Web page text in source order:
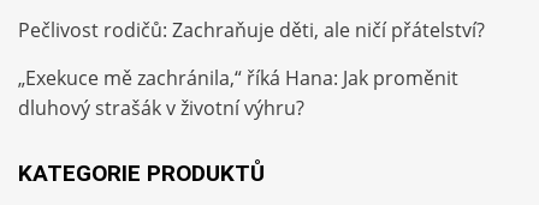
Pečlivost rodičů: Zachraňuje děti, ale ničí přátelství?
„Exekuce mě zachránila,“ říká Hana: Jak proměnit
dluhový strašák v životní výhru?
KATEGORIE PRODUKTŮ